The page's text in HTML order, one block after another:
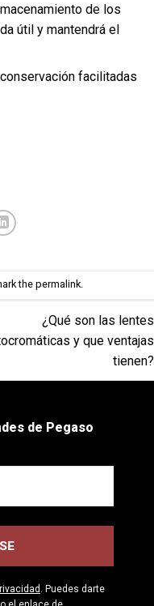
de los
útil y mantendrá el
facilitadas
the permalink.
¿Qué son las lentes
y que ventajas
tienen?
de Pegaso
. Puedes darte